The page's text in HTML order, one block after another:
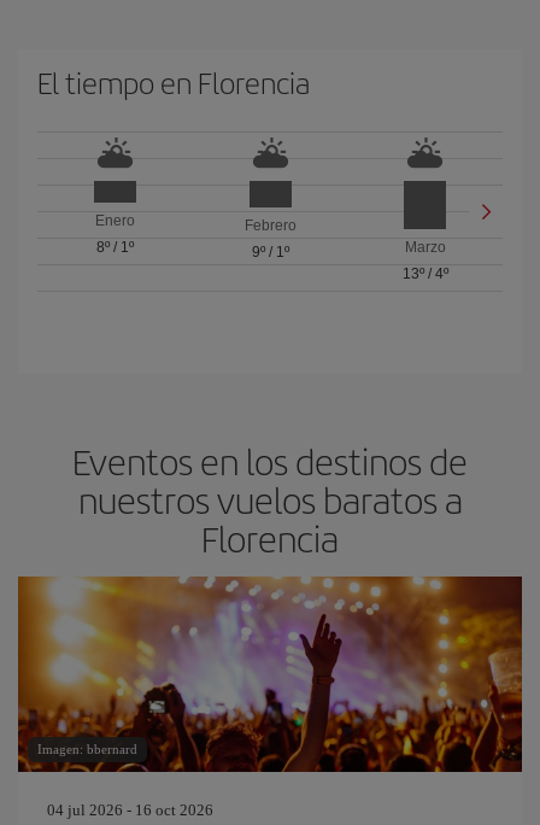
El tiempo en Florencia
Enero
8º/ 1º
Febrero
9º/ 1º
Marzo
13º/ 4º
Eventos en los destinos de
nuestros vuelos baratos a
Florencia
Imagen: bbernard
04 jul 2026 - 16 oct 2026